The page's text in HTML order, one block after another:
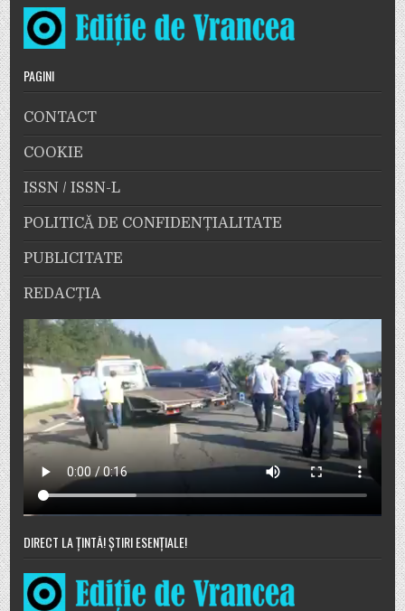
PAGINI
CONTACT
COOKIE
ISSN / ISSN-L
POLITICĂ DE CONFIDENȚIALITATE
PUBLICITATE
REDACȚIA
DIRECT LA ȚINTĂ! ȘTIRI ESENȚIALE!